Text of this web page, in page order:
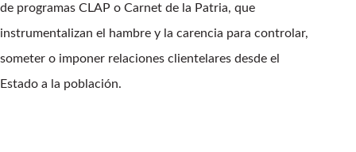
de programas CLAP o Carnet de la Patria, que
instrumentalizan el hambre y la carencia para controlar,
someter o imponer relaciones clientelares desde el
Estado a la población.